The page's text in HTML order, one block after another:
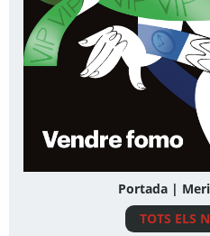
Portada |
TOTS ELS